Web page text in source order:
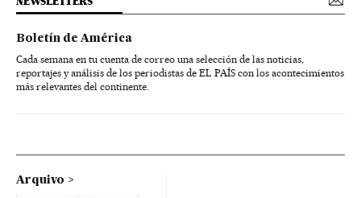
Boletín de América
Cada semana en tu cuenta de correo una selección de las noticias,
reportajes y análisis de los periodistas de EL PAÍS con los acontecimientos
más relevantes del continente.
Arquivo